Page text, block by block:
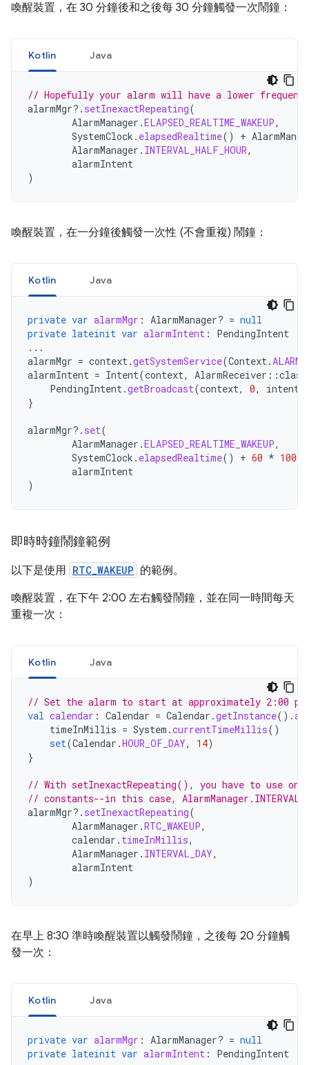
喚醒裝置，在 30 分鐘後和之後每 30 分鐘觸發一次鬧鐘：
Kotlin Java
// Hopefully your alarm will have a lower
alarmMgr?. setInexactRepeating(
AlarmManager .ELAPSED_REALTIME_WAKEUP,
SystemClock . elapsedRealtime() +
AlarmManager . INTERVAL_HALF_HOUR,
alarmIntent
)
喚醒裝置，在一分鐘後觸發一次性 (不會重複) 鬧鐘：
Kotlin Java
private var alarmMgr : AlarmManager? = null
private lateinit var alarmIntent :
PendingIntent
...
alarmMgr = context.getSystemService(Context.
alarmIntent = Intent(context, AlarmReceiver ::class
PendingIntent.getBroadcast(context, 0, intent
}
alarmMgr?. set(
AlarmManager .ELAPSED_REALTIME_WAKEUP,
SystemClock . elapsedRealtime() + 60 * 1000
alarmIntent
)
即時時鐘鬧鐘範例
以下是使用 RTC_WAKEUP 的範例。
喚醒裝置，在下午 2:00 左右觸發鬧鐘，並在同一時間每天
重複一次：
Kotlin Java
// Set the alarm to start at approximately 2:00
val calendar : Calendar = Calendar .getInstance().
timeInMillis = System .currentTimeMillis()
set(Calendar .HOUR_OF_DAY, 14)
}
// With setInexactRepeating(), you have to use
// constants--in this case,
alarmMgr?. setInexactRepeating(
AlarmManager .RTC_WAKEUP,
calendar . timeInMillis,
AlarmManager . INTERVAL_DAY,
alarmIntent
)
在早上 8:30 準時喚醒裝置以觸發鬧鐘，之後每 20 分鐘觸
發一次：
Kotlin Java
private var alarmMgr : AlarmManager? = null
private lateinit var alarmIntent :
PendingIntent